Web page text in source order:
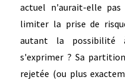
actuel n'aurait-elle
limiter la prise de
autant la possibilité
s'exprimer ? Sa
rejetée (ou plus